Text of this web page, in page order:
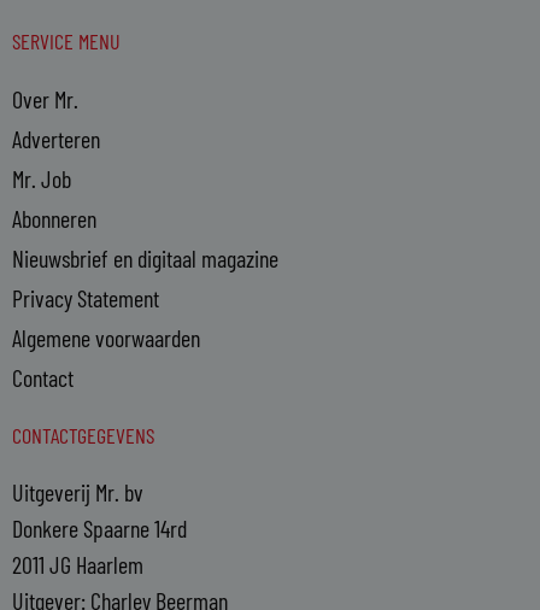
SERVICE MENU
Over Mr.
Adverteren
Mr. Job
Abonneren
Nieuwsbrief en digitaal magazine
Privacy Statement
Algemene voorwaarden
Contact
CONTACTGEGEVENS
Uitgeverij Mr. bv
Donkere Spaarne 14rd
2011 JG Haarlem
Uitgever: Charley Beerman